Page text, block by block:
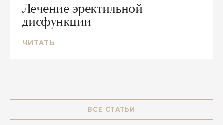
Лечение эректильной
дисфункции
ЧИТАТЬ
ВСЕ СТАТЬИ